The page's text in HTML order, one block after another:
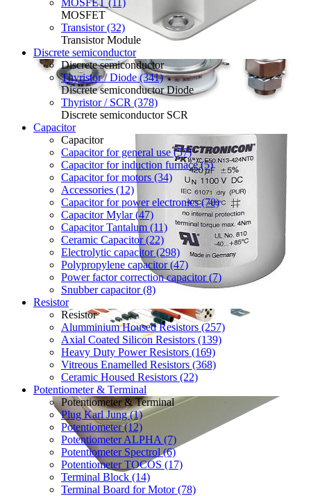
MOSFET (11)
MOSFET
Transistor (32)
Transistor Module
Discrete semiconductor
Discrete semiconductor
Thyristor / Diode (341)
Discrete semiconductor Diode
Thyristor / SCR (378)
Discrete semiconductor SCR
Capacitor
Capacitor
Capacitor for general use (57)
Capacitor for induction furnace (5)
Capacitor for motors (34)
Accessories (12)
Capacitor for power electronics (70)
Capacitor Mylar (47)
Capacitor Tantalum (11)
Ceramic Capacitor (22)
Electrolytic capacitor (298)
Polypropylene capacitor (47)
Power factor correction capacitor (7)
Snubber capacitor (8)
Resistor
Resistor
Alumminium Housed Resistors (257)
Axial Coated Silicon Resistors (139)
Heavy Duty Power Resistors (169)
Vitreous Enamelled Resistors (368)
Ceramic Housed Resistors (22)
Potentiometer & Terminal
Potentiometer & Terminal
Plug Karl Jung (1)
Potentiometer (12)
Potentiometer ALPHA (7)
Potentiometer Spectrol (6)
Potentiometer TOCOS (17)
Terminal Block (14)
Terminal Board for Motor (78)